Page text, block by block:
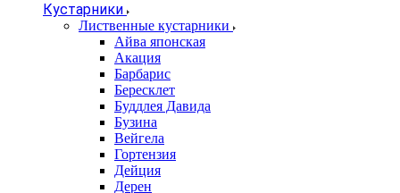
Кустарники
Лиственные кустарники
Айва японская
Акация
Барбарис
Бересклет
Буддлея Давида
Бузина
Вейгела
Гортензия
Дейция
Дерен